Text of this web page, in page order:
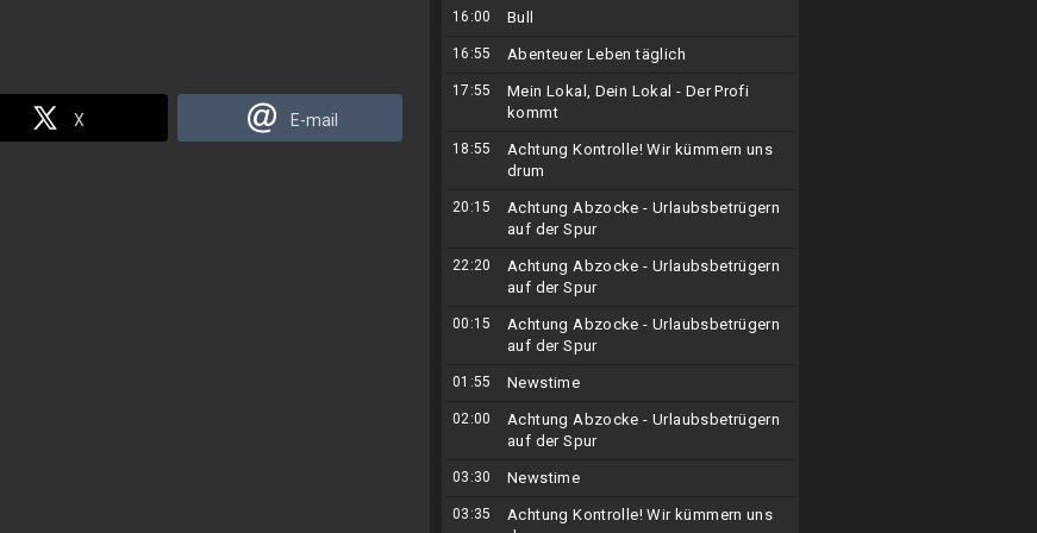
X E-mail
16:00 Bull
16:55 Abenteuer Leben täglich
17:55
Mein Lokal, Dein Lokal - Der Profi
kommt
18:55
Achtung Kontrolle! Wir kümmern uns
drum
20:15
Achtung Abzocke - Urlaubsbetrügern
auf der Spur
22:20
Achtung Abzocke - Urlaubsbetrügern
auf der Spur
00:15
Achtung Abzocke - Urlaubsbetrügern
auf der Spur
01:55 Newstime
02:00
Achtung Abzocke - Urlaubsbetrügern
auf der Spur
03:30 Newstime
03:35
Achtung Kontrolle! Wir kümmern uns